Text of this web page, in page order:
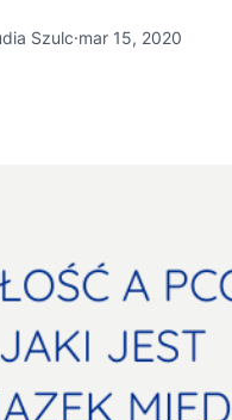
Szulc·mar 15, 2020